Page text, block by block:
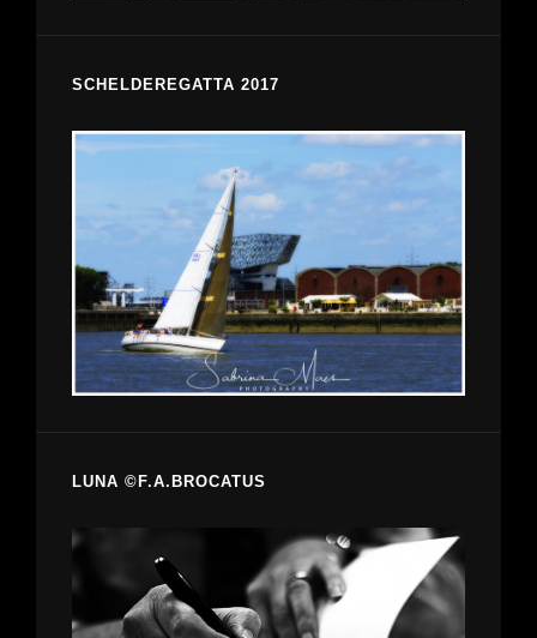
SCHELDEREGATTA 2017
LUNA ©F.A.BROCATUS